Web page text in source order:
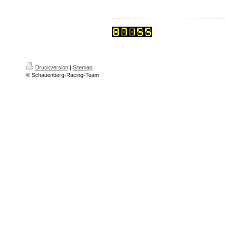
Druckversion | Sitemap
© Schauenberg-Racing-Team